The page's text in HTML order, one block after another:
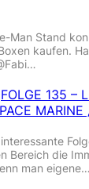
Man Stand
kaufen.
FOLGE 135 –
MARINE
Bereich die
man eigene…